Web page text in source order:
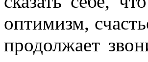
оптимизм,
продолжает